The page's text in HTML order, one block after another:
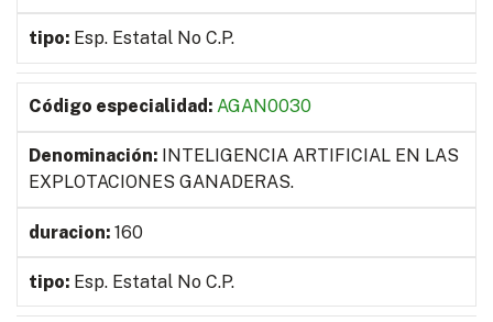
Esp. Estatal No C.P.
AGAN0030
INTELIGENCIA ARTIFICIAL EN LAS
EXPLOTACIONES GANADERAS.
160
Esp. Estatal No C.P.